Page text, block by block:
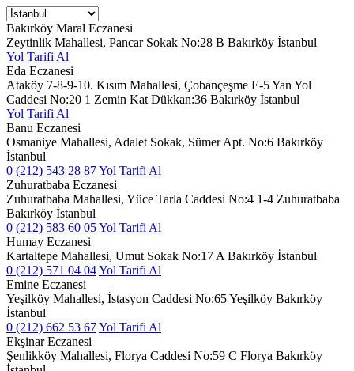
Bakırköy Maral Eczanesi
Zeytinlik Mahallesi, Pancar Sokak No:28 B Bakırköy İstanbul
Yol Tarifi Al
Eda Eczanesi
Ataköy 7-8-9-10. Kısım Mahallesi, Çobançeşme E-5 Yan Yol
Caddesi No:20 1 Zemin Kat Dükkan:36 Bakırköy İstanbul
Yol Tarifi Al
Banu Eczanesi
Osmaniye Mahallesi, Adalet Sokak, Sümer Apt. No:6 Bakırköy
İstanbul
0 (212) 543 28 87Yol Tarifi Al
Zuhuratbaba Eczanesi
Zuhuratbaba Mahallesi, Yüce Tarla Caddesi No:4 1-4 Zuhuratbaba
Bakırköy İstanbul
0 (212) 583 60 05Yol Tarifi Al
Humay Eczanesi
Kartaltepe Mahallesi, Umut Sokak No:17 A Bakırköy İstanbul
0 (212) 571 04 04Yol Tarifi Al
Emine Eczanesi
Yeşilköy Mahallesi, İstasyon Caddesi No:65 Yeşilköy Bakırköy
İstanbul
0 (212) 662 53 67Yol Tarifi Al
Ekşinar Eczanesi
Şenlikköy Mahallesi, Florya Caddesi No:59 C Florya Bakırköy